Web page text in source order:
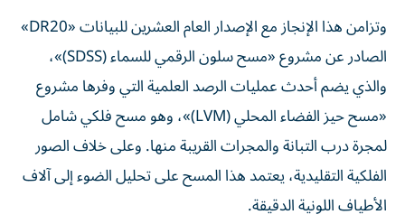
وتزامن هذا الإنجاز مع الإصدار العام العشرين للبيانات «DR20»
الصادر عن مشروع «مسح سلون الرقمي للسماء (SDSS)»،
والذي يضم أحدث عمليات الرصد العلمية التي وفرها مشروع
«مسح حيز الفضاء المحلي (LVM)»، وهو مسح فلكي شامل
لمجرة درب التبانة والمجرات القريبة منها. وعلى خلاف الصور
الفلكية التقليدية، يعتمد هذا المسح على تحليل الضوء إلى آلاف
الأطياف اللونية الدقيقة.